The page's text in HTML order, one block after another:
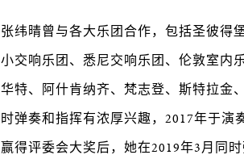
张纬晴曾与各大乐团合作，包括圣彼得
小交响乐团、悉尼交响乐团、伦敦室内
华特、阿什肯纳齐、梵志登、斯特拉金
时弹奏和指挥有浓厚兴趣，2017年于
赢得评委会大奖后，她在2019年3月同